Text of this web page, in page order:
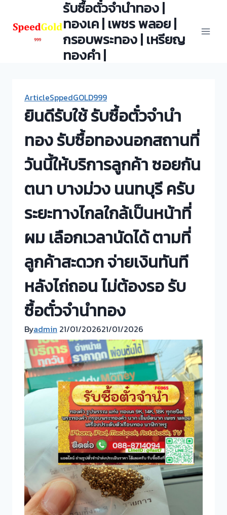
content
รับซื้อตั๋วจำนำทอง |
ทองเค | เพชร พลอย |
กรอบพระทอง | เหรียญ
ทองคำ |
ArticleSppedGOLD999
ยินดีรับใช้ รับซื้อตั๋วจำนำ
ทอง รับซื้อทองนอกสถานที่
วันนี้ให้บริการลูกค้า ซอยกัน
ตนา บางม่วง นนทบุรี ครับ
ระยะทางไกลใกล้เป็นหน้าที่
ผม เลือกเวลานัดได้ ตามที่
ลูกค้าสะดวก จ่ายเงินทันที
หลังไถ่ถอน ไม่ต้องรอ รับ
ซื้อตั๋วจำนำทอง
Byadmin 21/01/202621/01/2026